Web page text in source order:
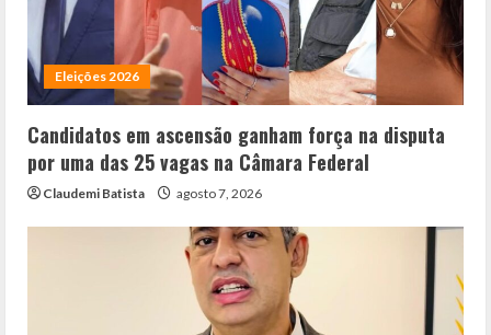
Eleições 2026
Candidatos em ascensão ganham força na disputa
por uma das 25 vagas na Câmara Federal
Claudemi Batista agosto 7, 2026